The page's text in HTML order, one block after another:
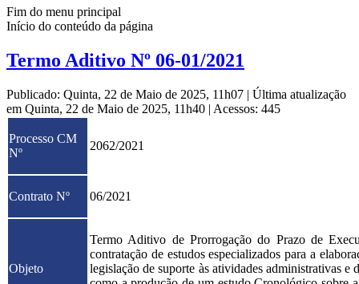
Fim do menu principal
Início do conteúdo da página
Termo Aditivo Nº 06-01/2021
Publicado: Quinta, 22 de Maio de 2025, 11h07 | Última atualização
em Quinta, 22 de Maio de 2025, 11h40 | Acessos: 445
Processo CM
Nº
2062/2021
Contrato Nº 06/2021
Objeto
Termo Aditivo de Prorrogação do Prazo de
contratação de estudos especializados para a
legislação de suporte às atividades administrativas